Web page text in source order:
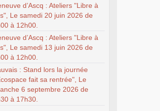
d’Ascq : Ateliers "Libre à
Le samedi 20 juin 2026 de
à 12h00.
d’Ascq : Ateliers "Libre à
Le samedi 13 juin 2026 de
à 12h00.
: Stand lors la journée
fait sa rentrée", Le
6 septembre 2026 de
à 17h30.